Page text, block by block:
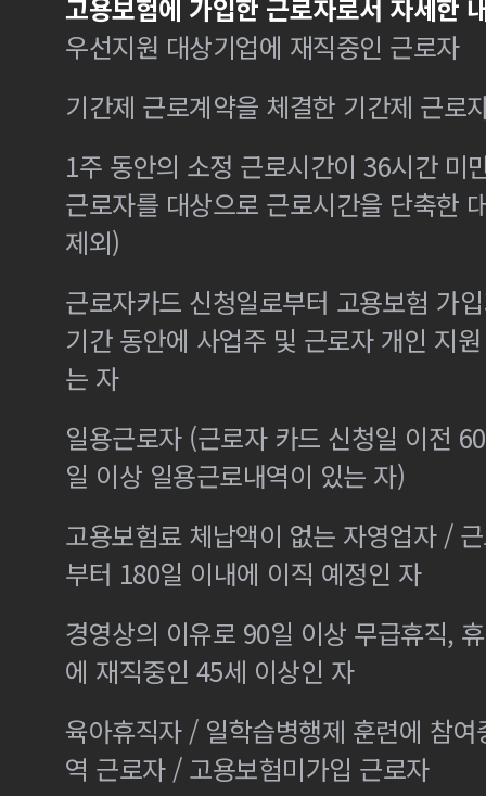
고용보험에 가입한 근로자로서 자세한
우선지원 대상기업에 재직중인 근로자
기간제 근로계약을 체결한 기간제 근로
1주 동안의 소정 근로시간이 36시간 미
근로자를 대상으로 근로시간을 단축한
제외)
근로자카드 신청일로부터 고용보험 가
기간 동안에 사업주 및 근로자 개인 지
는 자
일용근로자 (근로자 카드 신청일 이전
일 이상 일용근로내역이 있는 자)
고용보험료 체납액이 없는 자영업자 /
부터 180일 이내에 이직 예정인 자
경영상의 이유로 90일 이상 무급휴직,
에 재직중인 45세 이상인 자
육아휴직자 / 일학습병행제 훈련에 참
역 근로자 / 고용보험미가입 근로자